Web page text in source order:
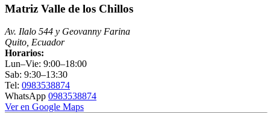
Matriz Valle de los Chillos
Av. Ilalo 544 y Geovanny Farina
Quito, Ecuador
Horarios:
Lun–Vie: 9:00–18:00
Sab: 9:30–13:30
Tel: 0983538874
WhatsApp 0983538874
Ver en Google Maps